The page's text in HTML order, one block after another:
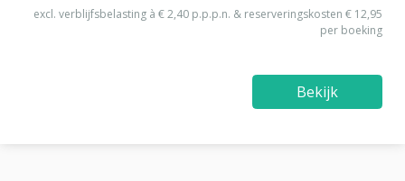
excl. verblijfsbelasting à € 2,40 p.p.p.n. & reserveringskosten € 12,95
per boeking
Bekijk